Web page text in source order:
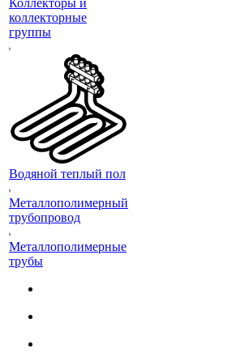
коллекторные
группы
Водяной теплый пол
Металлополимерный
трубопровод
Металлополимерные
трубы